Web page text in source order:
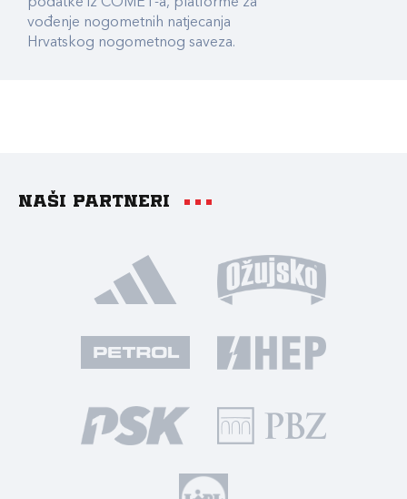
vođenje nogometnih natjecanja
Hrvatskog nogometnog saveza.
Naši partneri